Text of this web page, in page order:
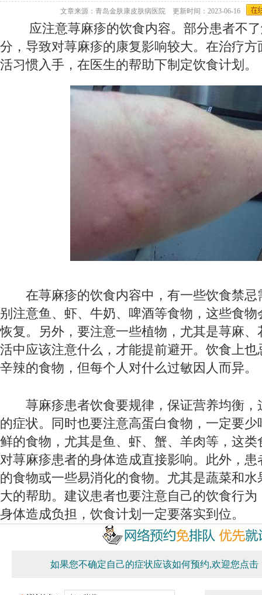
文章来源：青岛金肤康皮肤病医院 更新时间：2023-06-16
应注意荨麻疹的饮食内容。部分患者不了
分，导致对荨麻疹的康复影响较大。在治疗
活习惯入手，在医生的帮助下制定饮食计划。
在荨麻疹的饮食内容中，有一些饮食禁忌
别注意鱼、虾、牛奶、啤酒等食物，这些食
恢复。另外，要注意一些植物，尤其是荨麻
活中应该注意什么，才能提前避开。饮食上
辛辣的食物，但每个人对什么过敏因人而异。
荨麻疹患者饮食要规律，保证营养均衡，
的症状。同时也要注意高蛋白食物，一定要
鲜的食物，尤其是鱼、虾、蟹、羊肉等，这
对荨麻疹患者的身体造成直接影响。此外，
的食物或一些易消化的食物。尤其是蔬菜和
大的帮助。建议患者也要注意自己的饮食行
身体造成负担，饮食计划一定要落实到位。
如果您不确定自己的症状应该如何预约,欢迎您点击